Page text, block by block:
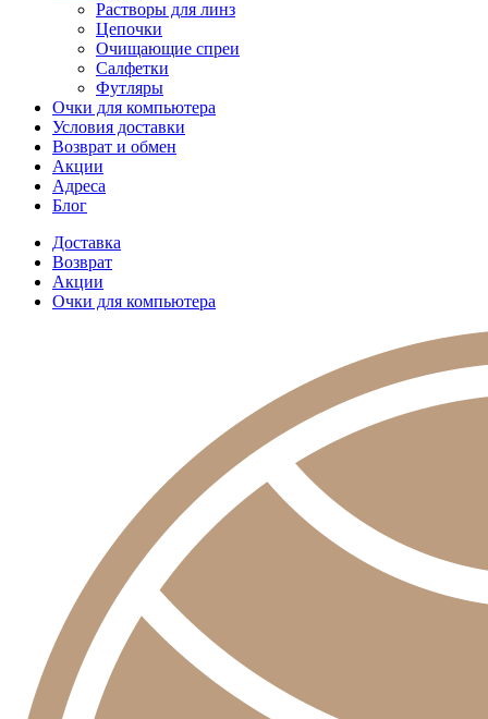
Растворы для линз
Цепочки
Очищающие спреи
Салфетки
Футляры
Очки для компьютера
Условия доставки
Возврат и обмен
Акции
Адреса
Блог
Доставка
Возврат
Акции
Очки для компьютера